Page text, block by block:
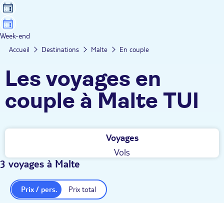
Week-end
Accueil Destinations Malte En couple
Les voyages en
couple à Malte TUI
Voyages
Vols
3 voyages à Malte
Prix total
Prix / pers.